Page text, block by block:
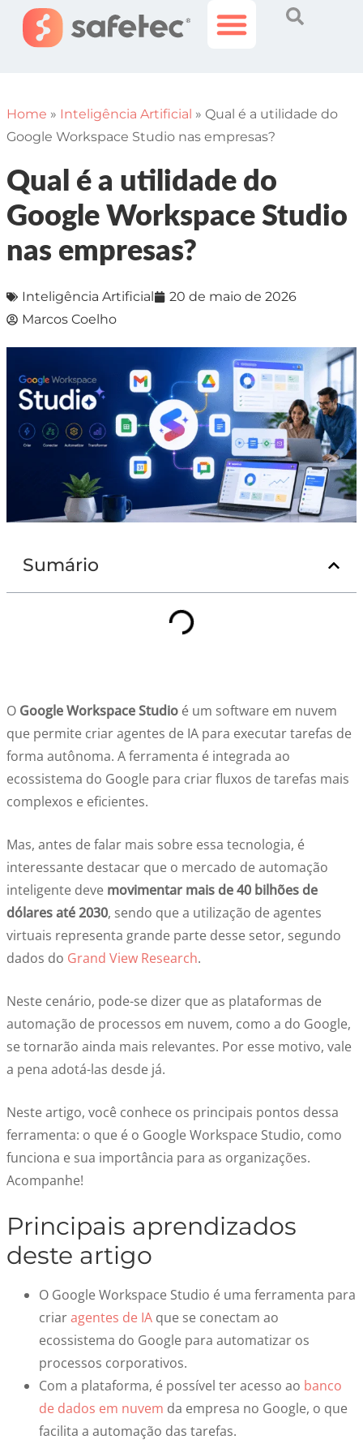
Home » Inteligência Artificial » Qual é a utilidade do
Google Workspace Studio nas empresas?
Qual é a utilidade do
Google Workspace Studio
nas empresas?
Inteligência Artificial
20 de maio de 2026
Marcos Coelho
Sumário
O Google Workspace Studio é um software em nuvem
que permite criar agentes de IA para executar tarefas de
forma autônoma. A ferramenta é integrada ao
ecossistema do Google para criar fluxos de tarefas mais
complexos e eficientes.
Mas, antes de falar mais sobre essa tecnologia, é
interessante destacar que o mercado de automação
inteligente deve movimentar mais de 40 bilhões de
dólares até 2030, sendo que a utilização de agentes
virtuais representa grande parte desse setor, segundo
dados do Grand View Research.
Neste cenário, pode-se dizer que as plataformas de
automação de processos em nuvem, como a do Google,
se tornarão ainda mais relevantes. Por esse motivo, vale
a pena adotá-las desde já.
Neste artigo, você conhece os principais pontos dessa
ferramenta: o que é o Google Workspace Studio, como
funciona e sua importância para as organizações.
Acompanhe!
Principais aprendizados
deste artigo
O Google Workspace Studio é uma ferramenta para
criaragentes de IA que se conectam ao
ecossistema do Google para automatizar os
processos corporativos.
Com a plataforma, é possível ter acesso ao banco
de dados em nuvem da empresa no Google, o que
facilita a automação das tarefas.